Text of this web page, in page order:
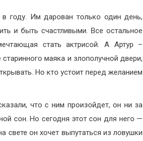
году. Им дарован только один день,
и быть счастливыми. Все остальное
стать актрисой. А Артур –
маяка и злополучной двери,
Но кто устоит перед желанием
что с ним произойдет, он ни за
сон. Но сегодня этот сон для него —
свете он хочет выпутаться из ловушки